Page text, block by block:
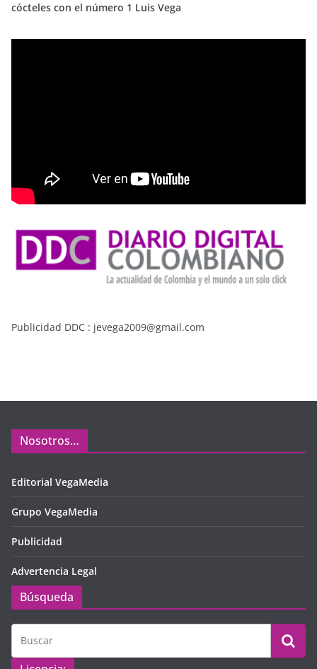
cócteles con el número 1 Luis Vega
Publicidad DDC : jevega2009@gmail.com
Nosotros…
Editorial VegaMedia
Grupo VegaMedia
Publicidad
Advertencia Legal
Búsqueda